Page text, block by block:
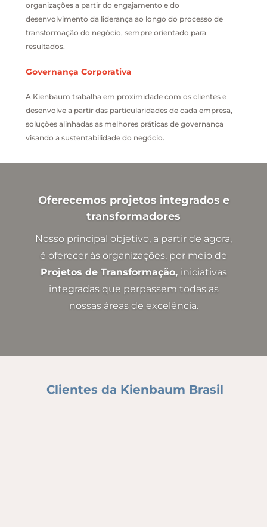
organizações a partir do engajamento e do
desenvolvimento da liderança ao longo do processo de
transformação do negócio, sempre orientado para
resultados.
Governança Corporativa
A Kienbaum trabalha em proximidade com os clientes e
desenvolve a partir das particularidades de cada empresa,
soluções alinhadas as melhores práticas de governança
visando a sustentabilidade do negócio.
Oferecemos projetos integrados e
transformadores
Nosso principal objetivo, a partir de agora,
é oferecer às organizações, por meio de
Projetos de Transformação, iniciativas
integradas que perpassem todas as
nossas áreas de excelência.
Clientes da Kienbaum Brasil